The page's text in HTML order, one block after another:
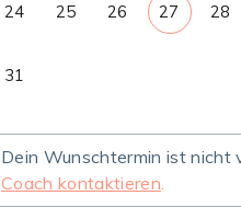
24 25 26 27 28
31
Dein Wunschtermin ist nicht
Coach kontaktieren